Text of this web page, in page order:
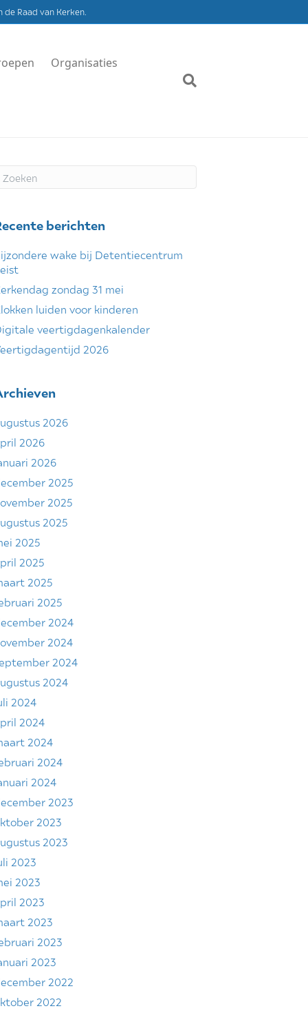
Raad van Kerken.
Organisaties
berichten
wake bij Detentiecentrum
zondag 31 mei
luiden voor kinderen
veertigdagenkalender
2026
2026
2026
2026
2025
2025
2025
2025
2025
2025
2025
2024
2024
2024
2024
2024
2024
2024
2024
2024
2023
2023
2023
2023
2023
2023
2023
2023
2023
2022
2022